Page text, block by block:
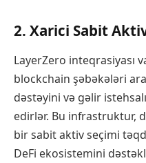
2. Xarici Sabit
LayerZero inteqrasiyası
blockchain şəbəkələri
dəstəyini və gəlir
edirlər. Bu infrastruktur,
bir sabit aktiv seçimi
DeFi ekosistemini